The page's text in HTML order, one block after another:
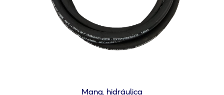
Mang. hidráulica